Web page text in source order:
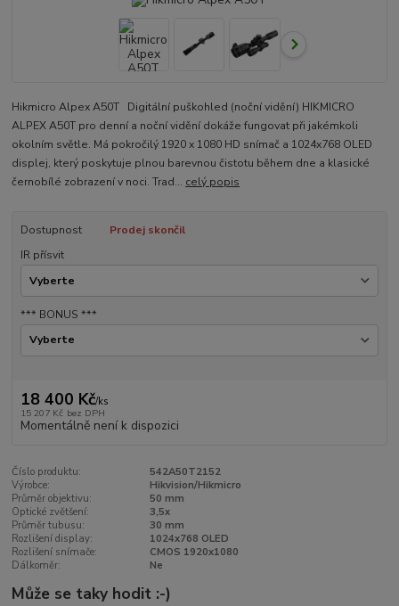
Hikmicro Alpex A50T Digitální puškohled (noční vidění) HIKMICRO
ALPEX A50T pro denní a noční vidění dokáže fungovat při jakémkoli
okolním světle. Má pokročilý 1920 x 1080 HD snímač a 1024x768 OLED
displej, který poskytuje plnou barevnou čistotu během dne a klasické
černobílé zobrazení v noci. Trad... celý popis
Dostupnost
Prodej skončil
IR přísvit
*** BONUS ***
18 400 Kč/ks
15 207 Kč bez DPH
Momentálně není k dispozici
Číslo produktu:
542A50T2152
Výrobce:
Hikvision/Hikmicro
Průměr objektivu:
50 mm
Optické zvětšení:
3,5x
Průměr tubusu:
30 mm
Rozlišení display:
1024x768 OLED
Rozlišení snímače:
CMOS 1920x1080
Dálkoměr:
Ne
Může se taky hodit :-)